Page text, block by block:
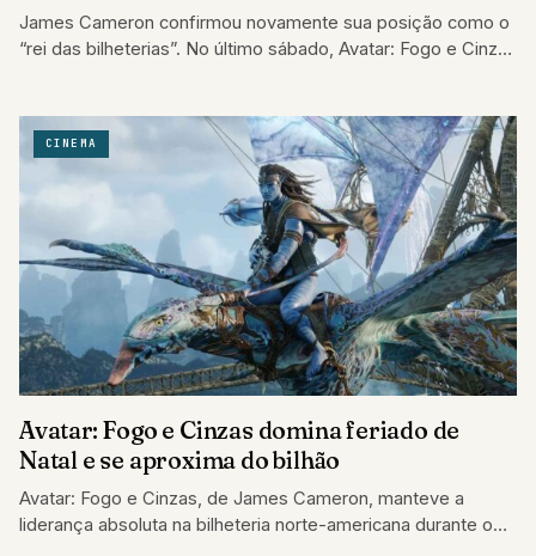
James Cameron confirmou novamente sua posição como o
“rei das bilheterias”. No último sábado, Avatar: Fogo e Cinzas
CINEMA
Avatar: Fogo e Cinzas domina feriado de
Natal e se aproxima do bilhão
Avatar: Fogo e Cinzas, de James Cameron, manteve a
liderança absoluta na bilheteria norte-americana durante o